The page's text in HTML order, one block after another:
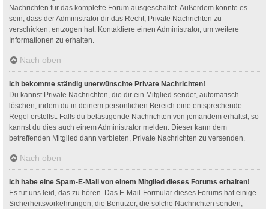
Nachrichten für das komplette Forum ausgeschaltet. Außerdem könnte es
sein, dass der Administrator dir das Recht, Private Nachrichten zu
verschicken, entzogen hat. Kontaktiere einen Administrator, um weitere
Informationen zu erhalten.
Nach oben
Ich bekomme ständig unerwünschte Private Nachrichten!
Du kannst Private Nachrichten, die dir ein Mitglied sendet, automatisch
löschen, indem du in deinem persönlichen Bereich eine entsprechende
Regel erstellst. Falls du belästigende Nachrichten von jemandem erhältst, so
kannst du dies auch einem Administrator melden. Dieser kann dem
betreffenden Mitglied dann verbieten, Private Nachrichten zu versenden.
Nach oben
Ich habe eine Spam-E-Mail von einem Mitglied dieses Forums erhalten!
Es tut uns leid, das zu hören. Das E-Mail-Formular dieses Forums hat einige
Sicherheitsvorkehrungen, die Benutzer, die solche Nachrichten senden,